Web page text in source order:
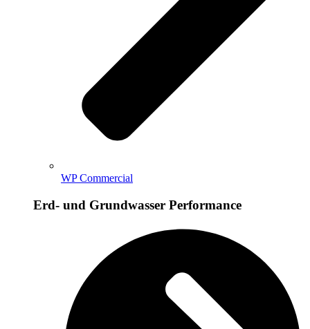
WP Commercial
Erd- und Grundwasser Performance